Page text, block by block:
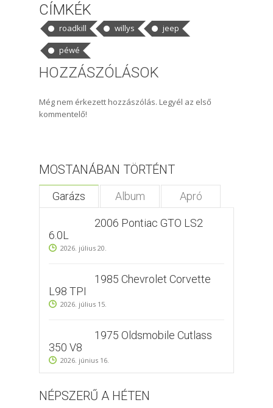
CÍMKÉK
roadkill willys
jeep
péwé
HOZZÁSZÓLÁSOK
Még nem érkezett hozzászólás. Legyél az első
kommentelő!
MOSTANÁBAN TÖRTÉNT
Garázs Album Apró
2006 Pontiac GTO LS2
6.0L
2026. július 20.
1985 Chevrolet Corvette
L98 TPI
2026. július 15.
1975 Oldsmobile Cutlass
350 V8
2026. június 16.
NÉPSZERŰ A HÉTEN